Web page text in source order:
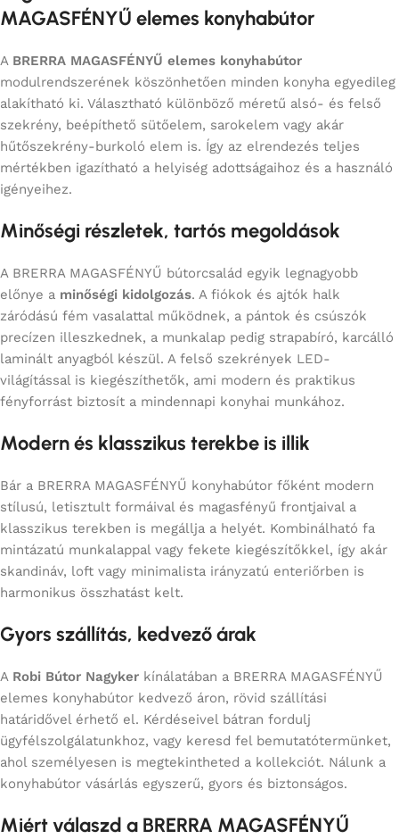
MAGASFÉNYŰ elemes konyhabútor
A BRERRA MAGASFÉNYŰ elemes konyhabútor
modulrendszerének köszönhetően minden konyha egyedileg
alakítható ki. Választható különböző méretű alsó- és felső
szekrény, beépíthető sütőelem, sarokelem vagy akár
hűtőszekrény-burkoló elem is. Így az elrendezés teljes
mértékben igazítható a helyiség adottságaihoz és a használó
igényeihez.
Minőségi részletek, tartós megoldások
A BRERRA MAGASFÉNYŰ bútorcsalád egyik legnagyobb
előnye a minőségi kidolgozás. A fiókok és ajtók halk
záródású fém vasalattal működnek, a pántok és csúszók
precízen illeszkednek, a munkalap pedig strapabíró, karcálló
laminált anyagból készül. A felső szekrények LED-
világítással is kiegészíthetők, ami modern és praktikus
fényforrást biztosít a mindennapi konyhai munkához.
Modern és klasszikus terekbe is illik
Bár a BRERRA MAGASFÉNYŰ konyhabútor főként modern
stílusú, letisztult formáival és magasfényű frontjaival a
klasszikus terekben is megállja a helyét. Kombinálható fa
mintázatú munkalappal vagy fekete kiegészítőkkel, így akár
skandináv, loft vagy minimalista irányzatú enteriőrben is
harmonikus összhatást kelt.
Gyors szállítás, kedvező árak
A Robi Bútor Nagyker kínálatában a BRERRA MAGASFÉNYŰ
elemes konyhabútor kedvező áron, rövid szállítási
határidővel érhető el. Kérdéseivel bátran fordulj
ügyfélszolgálatunkhoz, vagy keresd fel bemutatótermünket,
ahol személyesen is megtekintheted a kollekciót. Nálunk a
konyhabútor vásárlás egyszerű, gyors és biztonságos.
Miért válaszd a BRERRA MAGASFÉNYŰ